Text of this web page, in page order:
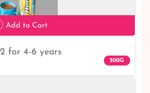
Add to Cart
for 4-6 years
500G